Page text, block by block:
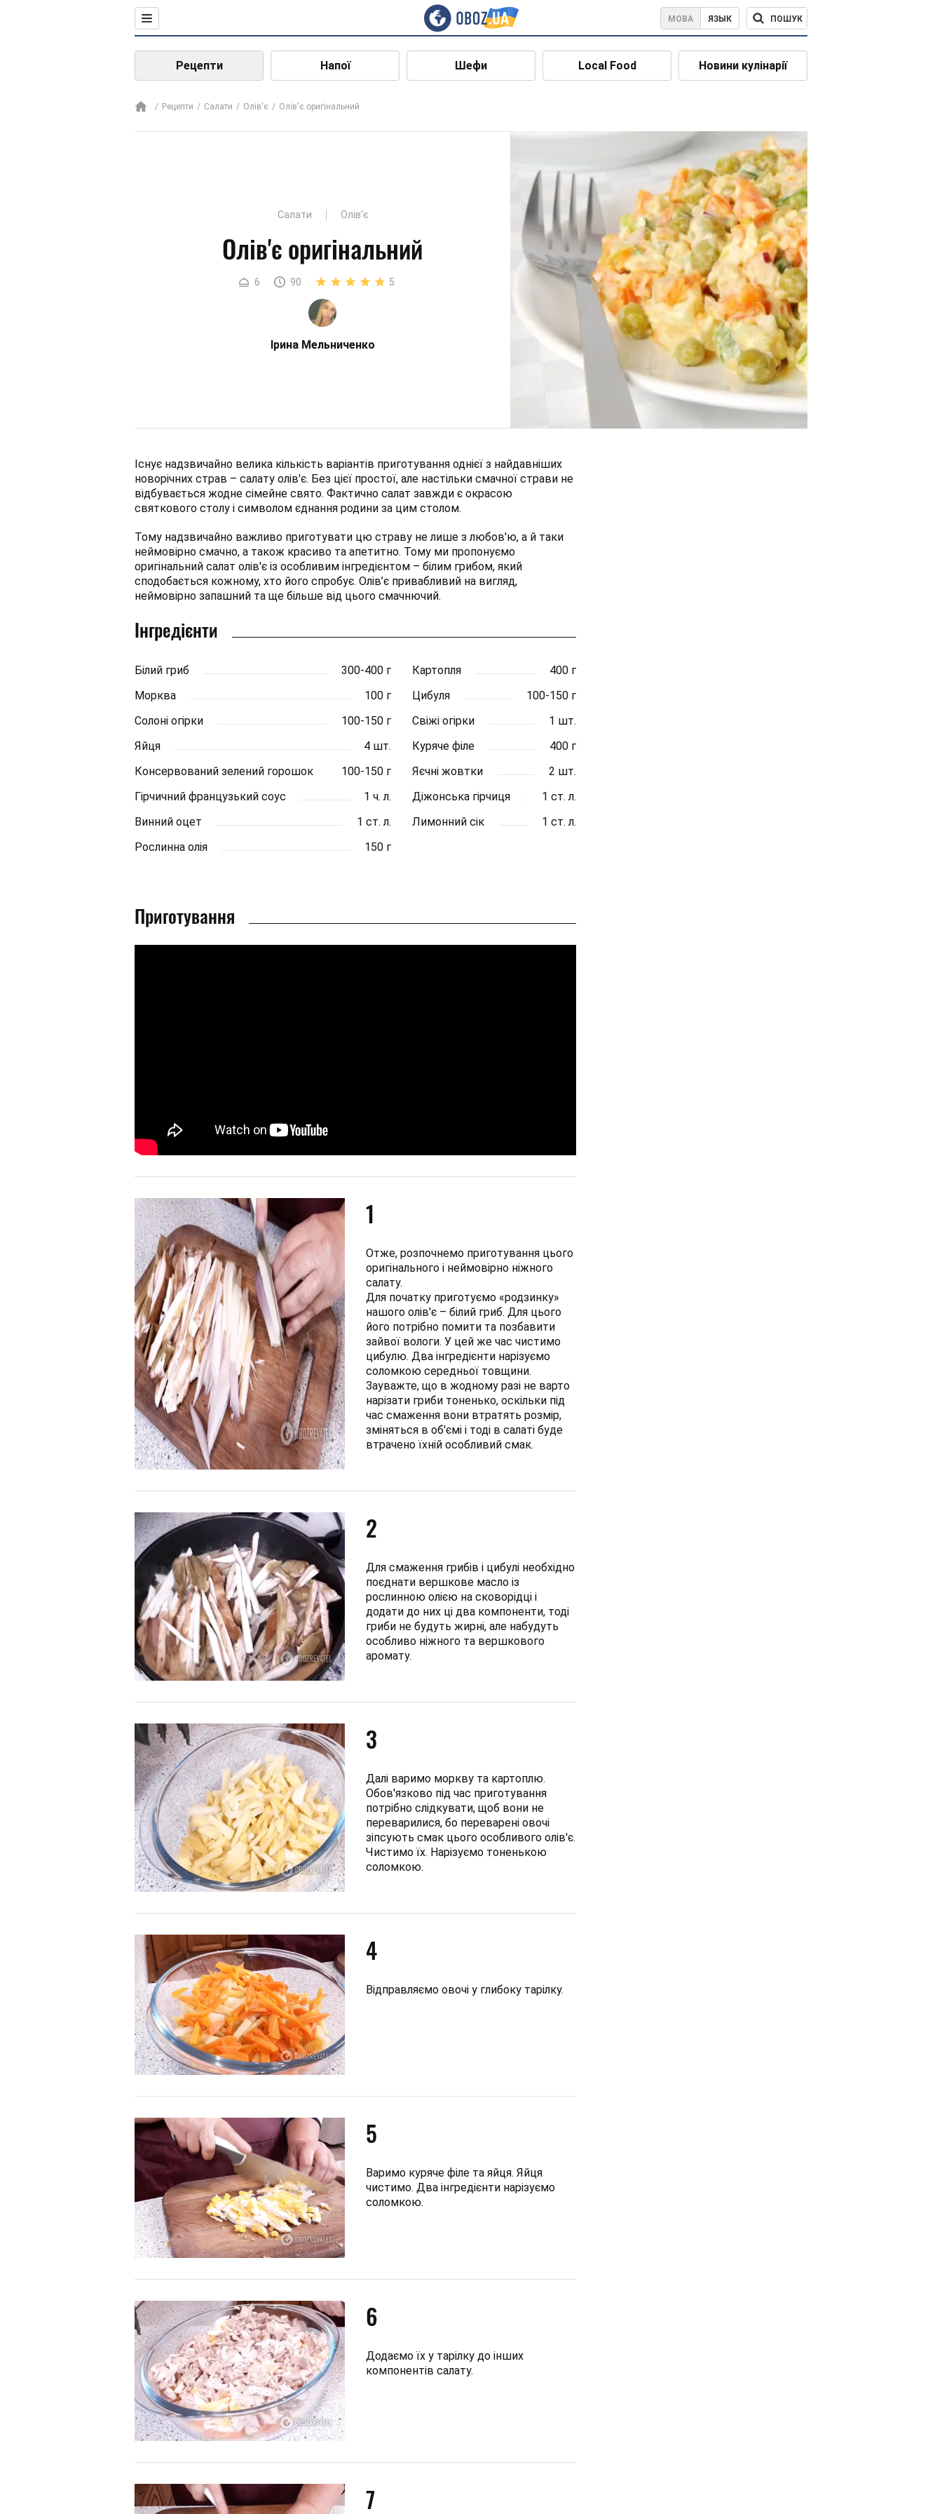
МОВА ЯЗЫК ПОШУК
Рецепти Напої Шефи Local Food Новини кулінарії
Рецепти Салати Олів'є Олів'є оригінальний
Салати Олів'є
Олів'є оригінальний
6 90 5
Ірина Мельниченко
Існує надзвичайно велика кількість варіантів приготування однієї з найдавніших
новорічних страв – салату олів'є. Без цієї простої, але настільки смачної страви не
відбувається жодне сімейне свято. Фактично салат завжди є окрасою
святкового столу і символом єднання родини за цим столом.
Тому надзвичайно важливо приготувати цю страву не лише з любов'ю, а й таки
неймовірно смачно, а також красиво та апетитно. Тому ми пропонуємо
оригінальний салат олів'є із особливим інгредієнтом – білим грибом, який
сподобається кожному, хто його спробує. Олів’є привабливий на вигляд,
неймовірно запашний та ще більше від цього смачнючий.
Інгредієнти
Білий гриб 300-400 г Картопля
400 г
Морква
100 г Цибуля
100-150 г
Солоні огірки
100-150 г Свіжі огірки
1 шт.
Яйця
4 шт. Куряче філе
400 г
Консервований зелений горошок
100-150 г Яєчні жовтки
2 шт.
Гірчичний французький соус
1 ч. л. Діжонська гірчиця
1 ст. л.
Винний оцет
1 ст. л. Лимонний сік
1 ст. л.
Рослинна олія
150 г
Приготування
1
Отже, розпочнемо приготування цього
оригінального і неймовірно ніжного
салату.
Для початку приготуємо «родзинку»
нашого олів'є – білий гриб. Для цього
його потрібно помити та позбавити
зайвої вологи. У цей же час чистимо
цибулю. Два інгредієнти нарізуємо
соломкою середньої товщини.
Зауважте, що в жодному разі не варто
нарізати гриби тоненько, оскільки під
час смаження вони втратять розмір,
зміняться в об'ємі і тоді в салаті буде
втрачено їхній особливий смак.
2
Для смаження грибів і цибулі необхідно
поєднати вершкове масло із
рослинною олією на сковорідці і
додати до них ці два компоненти, тоді
гриби не будуть жирні, але набудуть
особливо ніжного та вершкового
аромату.
3
Далі варимо моркву та картоплю.
Обов'язково під час приготування
потрібно слідкувати, щоб вони не
переварилися, бо переварені овочі
зіпсують смак цього особливого олів'є.
Чистимо їх. Нарізуємо тоненькою
соломкою.
4
Відправляємо овочі у глибоку тарілку.
5
Варимо куряче філе та яйця. Яйця
чистимо. Два інгредієнти нарізуємо
соломкою.
6
Додаємо їх у тарілку до інших
компонентів салату.
7